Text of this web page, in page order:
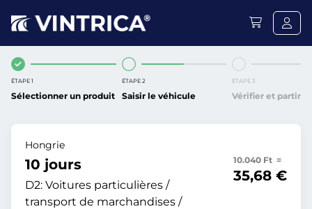
ÉTAPE 1
Sélectionner un produit
ÉTAPE 2
Saisir le véhicule
ÉTAPE 3
Vérifier et partir
Hongrie
10 jours
D2: Voitures particulières /
transport de marchandises /
10.040 Ft =
35,68 €